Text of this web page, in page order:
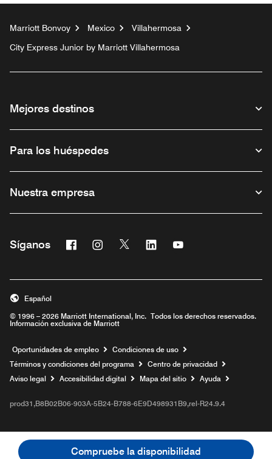
Compruebe la disponibilidad
Marriott Bonvoy Mexico
Villahermosa
City Express Junior by Marriott Villahermosa
Mejores destinos
Para los huéspedes
Nuestra empresa
Síganos Facebook
Abre una ventana nueva
Instagram
Abre una ventana nueva
Twitter
Abre una ventana nueva
Linkedin
Abre una ventana nueva
Abre una ventana
© 1996 – 2026 Marriott International, Inc. Todos los derechos reservados.
Información exclusiva de Marriott
Español
Oportunidades de empleo Abre una ventana nueva
Condiciones de uso
Términos y condiciones del programa
Centro de privacidad
Aviso legal
Accesibilidad digital Mapa del sitio Ayuda
prod31,B8B02B06-903A-5B24-B788-6E9D498931B9,rel-R24.9.4